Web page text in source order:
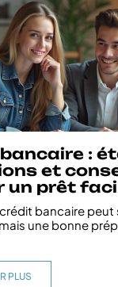
:
et
un prêt
bancaire peut
une bonne
PLUS